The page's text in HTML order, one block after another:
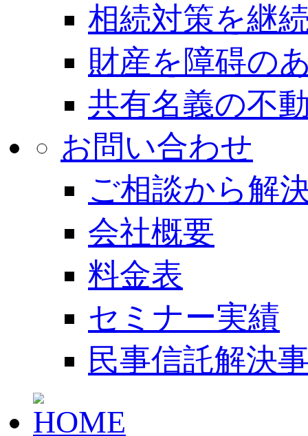
相続対策を継
財産を障碍の
共有名義の不
お問い合わせ
ご相談から解
会社概要
料金表
セミナー実績
民事信託解決